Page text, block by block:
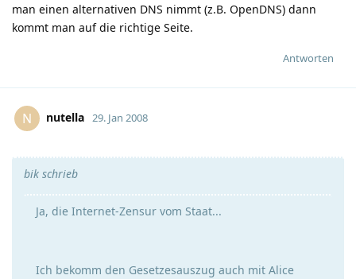
man einen alternativen DNS nimmt (z.B. OpenDNS) dann
kommt man auf die richtige Seite.
Antworten
N nutella 29. Jan 2008
bik schrieb
Ja, die Internet-Zensur vom Staat...
Ich bekomm den Gesetzesauszug auch mit Alice